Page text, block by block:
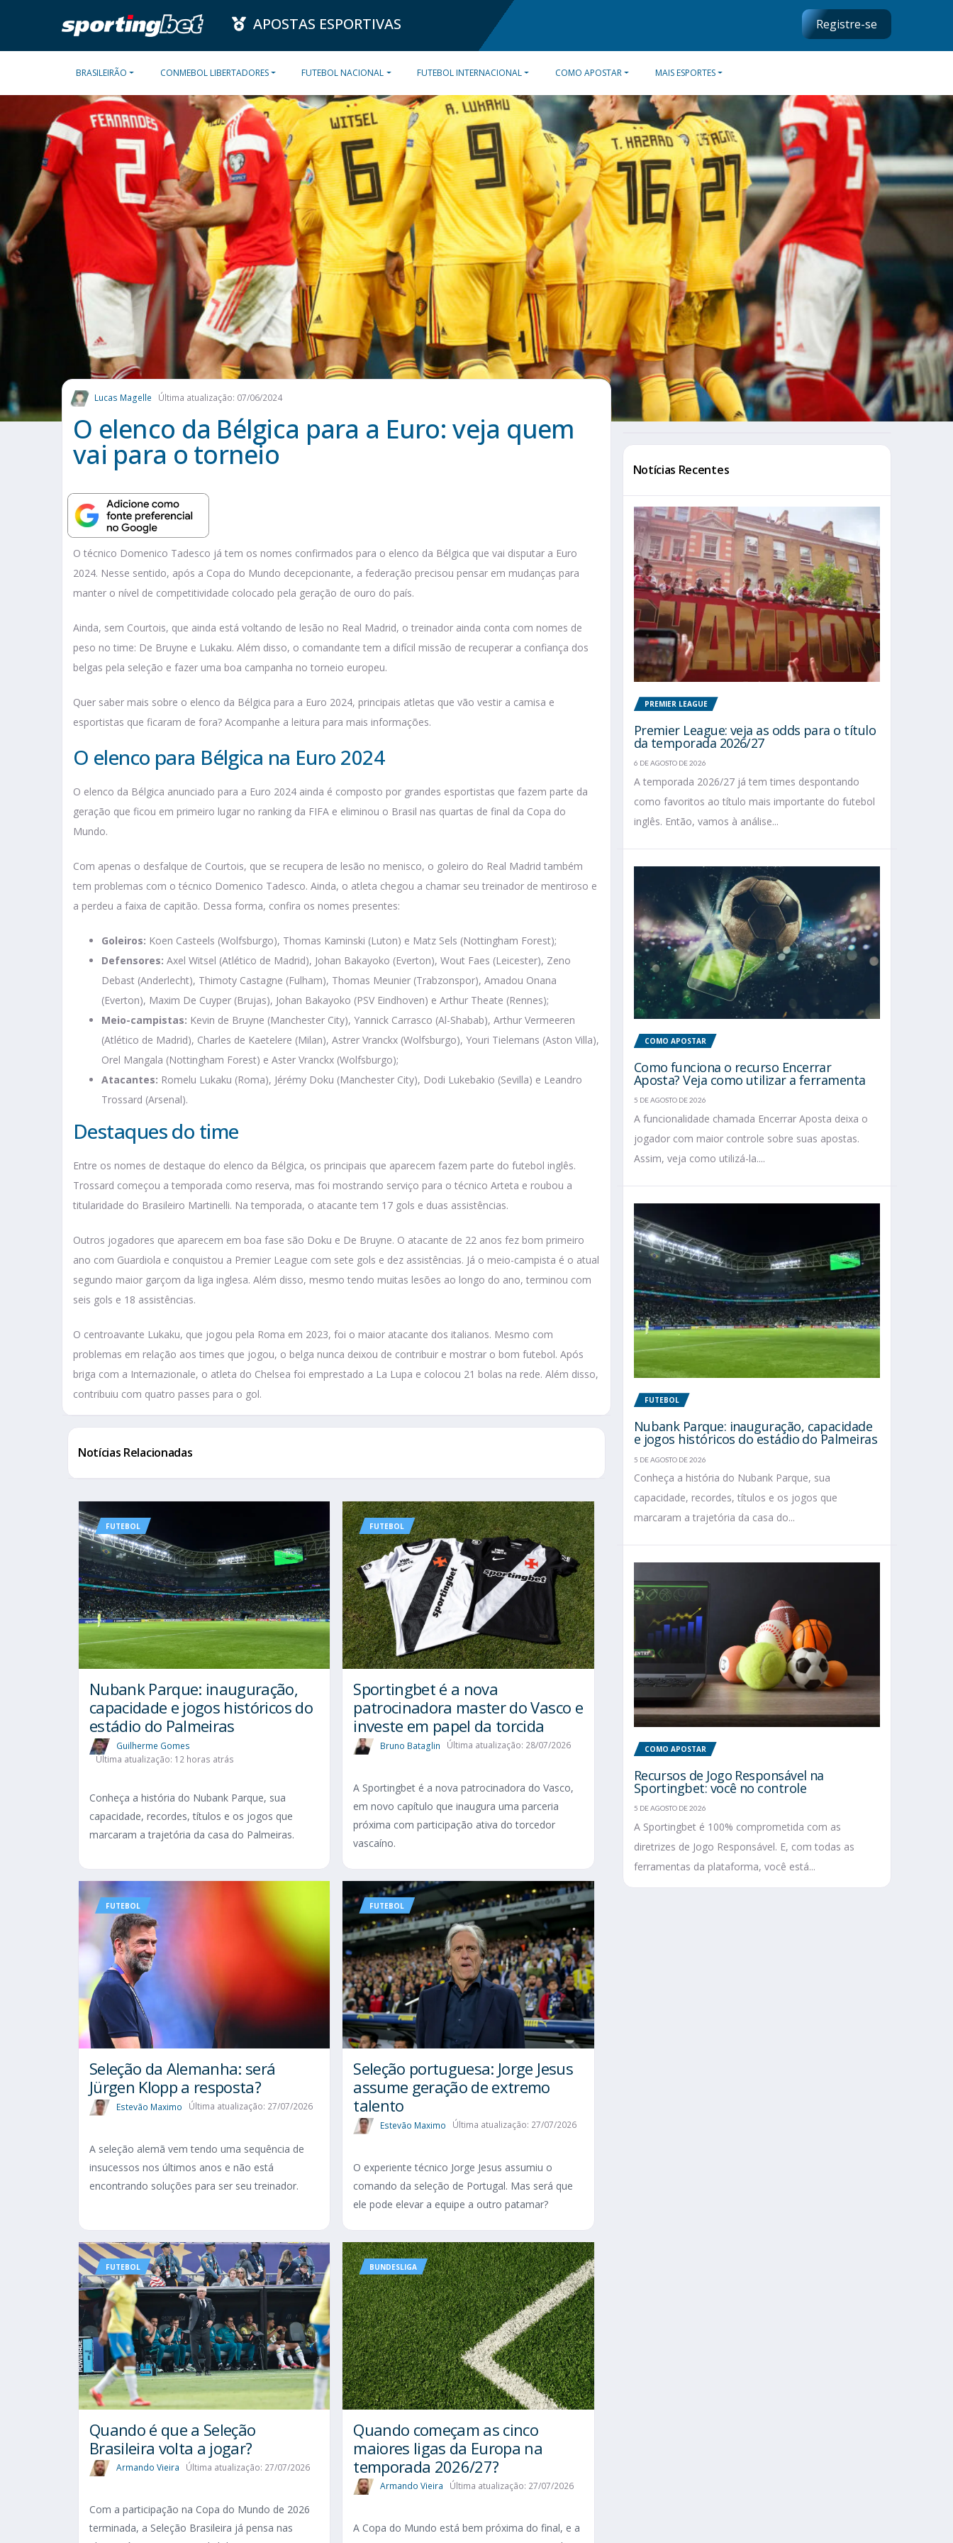
APOSTAS ESPORTIVAS Registre-se
BRASILEIRÃO CONMEBOL LIBERTADORES FUTEBOL NACIONAL FUTEBOL INTERNACIONAL COMO APOSTAR MAIS ESPORTES
Lucas Magelle Última atualização: 07/06/2024
O elenco da Bélgica para a Euro: veja quem
vai para o torneio
O técnico Domenico Tadesco já tem os nomes confirmados para o elenco da Bélgica que vai disputar a Euro
2024. Nesse sentido, após a Copa do Mundo decepcionante, a federação precisou pensar em mudanças para
manter o nível de competitividade colocado pela geração de ouro do país.
Ainda, sem Courtois, que ainda está voltando de lesão no Real Madrid, o treinador ainda conta com nomes de
peso no time: De Bruyne e Lukaku. Além disso, o comandante tem a difícil missão de recuperar a confiança dos
belgas pela seleção e fazer uma boa campanha no torneio europeu.
Quer saber mais sobre o elenco da Bélgica para a Euro 2024, principais atletas que vão vestir a camisa e
esportistas que ficaram de fora? Acompanhe a leitura para mais informações.
O elenco para Bélgica na Euro 2024
O elenco da Bélgica anunciado para a Euro 2024 ainda é composto por grandes esportistas que fazem parte da
geração que ficou em primeiro lugar no ranking da FIFA e eliminou o Brasil nas quartas de final da Copa do
Mundo.
Com apenas o desfalque de Courtois, que se recupera de lesão no menisco, o goleiro do Real Madrid também
tem problemas com o técnico Domenico Tadesco. Ainda, o atleta chegou a chamar seu treinador de mentiroso e
a perdeu a faixa de capitão. Dessa forma, confira os nomes presentes:
Goleiros: Koen Casteels (Wolfsburgo), Thomas Kaminski (Luton) e Matz Sels (Nottingham Forest);
Defensores: Axel Witsel (Atlético de Madrid), Johan Bakayoko (Everton), Wout Faes (Leicester), Zeno
Debast (Anderlecht), Thimoty Castagne (Fulham), Thomas Meunier (Trabzonspor), Amadou Onana
(Everton), Maxim De Cuyper (Brujas), Johan Bakayoko (PSV Eindhoven) e Arthur Theate (Rennes);
Meio-campistas: Kevin de Bruyne (Manchester City), Yannick Carrasco (Al-Shabab), Arthur Vermeeren
(Atlético de Madrid), Charles de Kaetelere (Milan), Astrer Vranckx (Wolfsburgo), Youri Tielemans (Aston Villa),
Orel Mangala (Nottingham Forest) e Aster Vranckx (Wolfsburgo);
Atacantes: Romelu Lukaku (Roma), Jérémy Doku (Manchester City), Dodi Lukebakio (Sevilla) e Leandro
Trossard (Arsenal).
Destaques do time
Entre os nomes de destaque do elenco da Bélgica, os principais que aparecem fazem parte do futebol inglês.
Trossard começou a temporada como reserva, mas foi mostrando serviço para o técnico Arteta e roubou a
titularidade do Brasileiro Martinelli. Na temporada, o atacante tem 17 gols e duas assistências.
Outros jogadores que aparecem em boa fase são Doku e De Bruyne. O atacante de 22 anos fez bom primeiro
ano com Guardiola e conquistou a Premier League com sete gols e dez assistências. Já o meio-campista é o atual
segundo maior garçom da liga inglesa. Além disso, mesmo tendo muitas lesões ao longo do ano, terminou com
seis gols e 18 assistências.
O centroavante Lukaku, que jogou pela Roma em 2023, foi o maior atacante dos italianos. Mesmo com
problemas em relação aos times que jogou, o belga nunca deixou de contribuir e mostrar o bom futebol. Após
briga com a Internazionale, o atleta do Chelsea foi emprestado a La Lupa e colocou 21 bolas na rede. Além disso,
contribuiu com quatro passes para o gol.
Notícias Relacionadas
FUTEBOL
Nubank Parque: inauguração,
capacidade e jogos históricos do
estádio do Palmeiras
Guilherme Gomes
Última atualização: 12 horas atrás
Conheça a história do Nubank Parque, sua
capacidade, recordes, títulos e os jogos que
marcaram a trajetória da casa do Palmeiras.
FUTEBOL
Sportingbet é a nova
patrocinadora master do Vasco e
investe em papel da torcida
Bruno Bataglin Última atualização: 28/07/2026
A Sportingbet é a nova patrocinadora do Vasco,
em novo capítulo que inaugura uma parceria
próxima com participação ativa do torcedor
vascaíno.
FUTEBOL
Seleção da Alemanha: será
Jürgen Klopp a resposta?
Estevão Maximo Última atualização: 27/07/2026
A seleção alemã vem tendo uma sequência de
insucessos nos últimos anos e não está
encontrando soluções para ser seu treinador.
FUTEBOL
Seleção portuguesa: Jorge Jesus
assume geração de extremo
talento
Estevão Maximo Última atualização: 27/07/2026
O experiente técnico Jorge Jesus assumiu o
comando da seleção de Portugal. Mas será que
ele pode elevar a equipe a outro patamar?
FUTEBOL
Quando é que a Seleção
Brasileira volta a jogar?
Armando Vieira Última atualização: 27/07/2026
Com a participação na Copa do Mundo de 2026
terminada, a Seleção Brasileira já pensa nas
BUNDESLIGA
Quando começam as cinco
maiores ligas da Europa na
temporada 2026/27?
Armando Vieira Última atualização: 27/07/2026
A Copa do Mundo está bem próxima do final, e a
Notícias Recentes
PREMIER LEAGUE
Premier League: veja as odds para o título
da temporada 2026/27
6 DE AGOSTO DE 2026
A temporada 2026/27 já tem times despontando
como favoritos ao título mais importante do futebol
inglês. Então, vamos à análise...
COMO APOSTAR
Como funciona o recurso Encerrar
Aposta? Veja como utilizar a ferramenta
5 DE AGOSTO DE 2026
A funcionalidade chamada Encerrar Aposta deixa o
jogador com maior controle sobre suas apostas.
Assim, veja como utilizá-la....
FUTEBOL
Nubank Parque: inauguração, capacidade
e jogos históricos do estádio do Palmeiras
5 DE AGOSTO DE 2026
Conheça a história do Nubank Parque, sua
capacidade, recordes, títulos e os jogos que
marcaram a trajetória da casa do...
COMO APOSTAR
Recursos de Jogo Responsável na
Sportingbet: você no controle
5 DE AGOSTO DE 2026
A Sportingbet é 100% comprometida com as
diretrizes de Jogo Responsável. E, com todas as
ferramentas da plataforma, você está...